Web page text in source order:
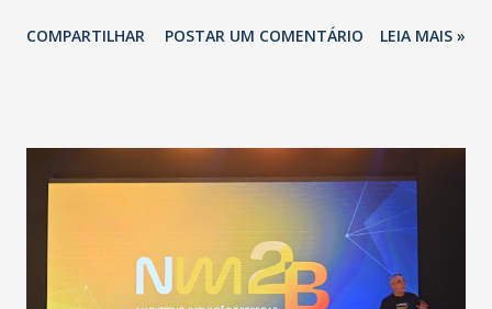
adotadas pelo Governo do Estado na contenção da
população suspeita e de cuidados com os ambientes
públicos e domiciliares. “Nós não estamos vivendo uma
epidemia comum, como temos em todos os anos, com
aumento de casos de dengue, influenza ou H1N1. Trata-se
de uma epidemia com um vírus diferente, com um poder de
COMPARTILHAR POSTAR UM COMENTÁRIO LEIA MAIS »